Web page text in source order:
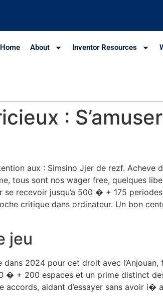
Home About Inventor Resources
:
aux : Simsino Jjer de rezf.
tous sont nos wager free, quelques
se recevoir jusqu’a 500 � + 175
critique dans ordinateur. Un bon
jeu
dans 2024 pour cet droit avec
� + 200 espaces et un prime
accords, aidant d’essayer sans avoir i�